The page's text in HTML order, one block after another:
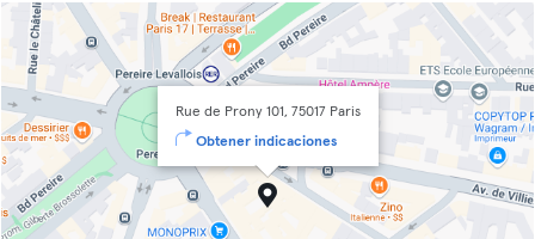
Rue de Prony 101, 75017 Paris
Obtener indicaciones